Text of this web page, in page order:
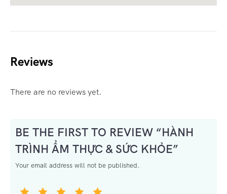
Reviews
There are no reviews yet.
BE THE FIRST TO REVIEW “HÀNH
TRÌNH ẨM THỰC & SỨC KHỎE”
Your email address will not be published.